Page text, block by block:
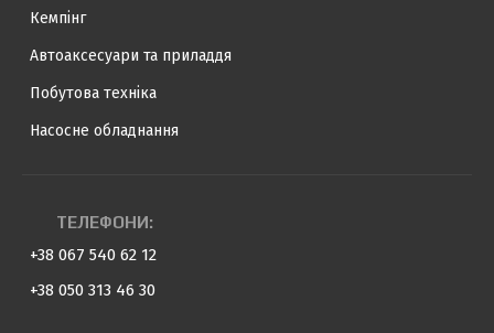
Кемпінг
Автоаксесуари та приладдя
Побутова техніка
Насосне обладнання
ТЕЛЕФОНИ:
+38 067 540 62 12
+38 050 313 46 30